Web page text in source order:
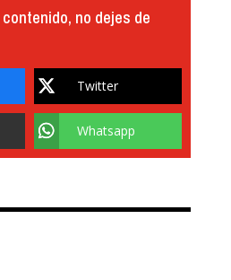
no dejes de
Twitter
Whatsapp